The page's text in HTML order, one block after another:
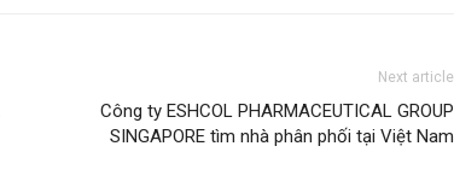
Next article
Công ty ESHCOL PHARMACEUTICAL GROUP
SINGAPORE tìm nhà phân phối tại Việt Nam